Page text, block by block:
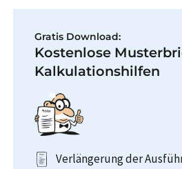
Gratis Download:
Kostenlose
Kalkulationshilfen
Verlängerung der